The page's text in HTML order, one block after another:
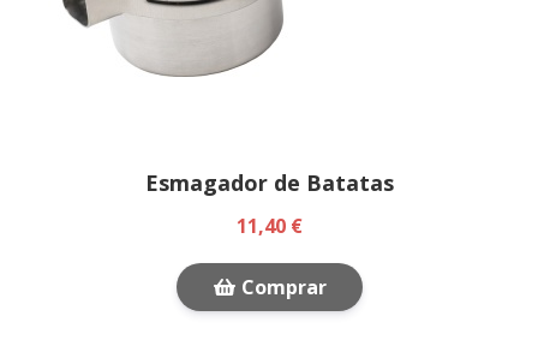
Esmagador de Batatas
11,40 €
Comprar